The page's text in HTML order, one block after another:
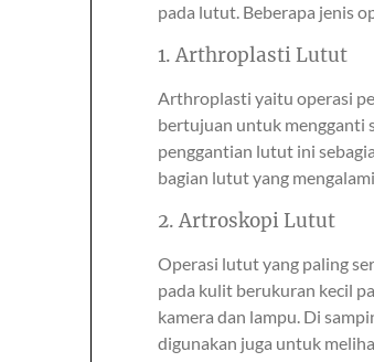
pada lutut. Beberapa jenis
1. Arthroplasti Lutut
Arthroplasti yaitu operasi
bertujuan untuk mengganti
penggantian lutut ini
bagian lutut yang
2. Artroskopi Lutut
Operasi lutut yang paling
pada kulit berukuran kecil
kamera dan lampu. Di
digunakan juga untuk